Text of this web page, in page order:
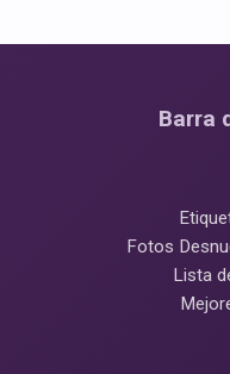
Barra
Fotos
Lista